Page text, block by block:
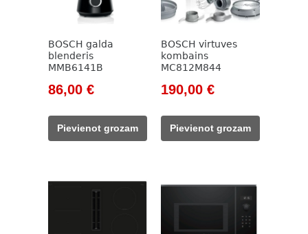
BOSCH galda
blenderis
MMB6141B
Original
was:
115,00 €.
86,00 €Current
Pievienot grozam
BOSCH virtuves
kombains
MC812M844
Original
was:
257,00 €.
190,00 €Current
190,00 €.
Pievienot grozam